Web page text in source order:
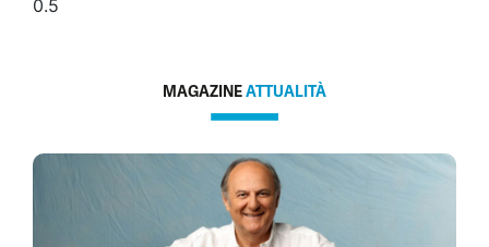
MAGAZINEATTUALITÀ